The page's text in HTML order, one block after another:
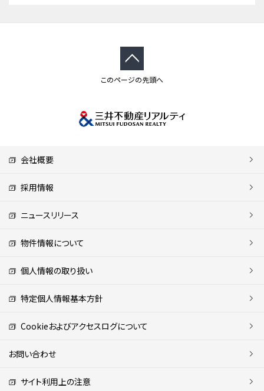
このページの先頭へ
会社概要
採用情報
ニュースリリース
物件情報について
個人情報の取り扱い
特定個人情報基本方針
Cookieおよびアクセスログについて
お問い合わせ
サイト利用上の注意